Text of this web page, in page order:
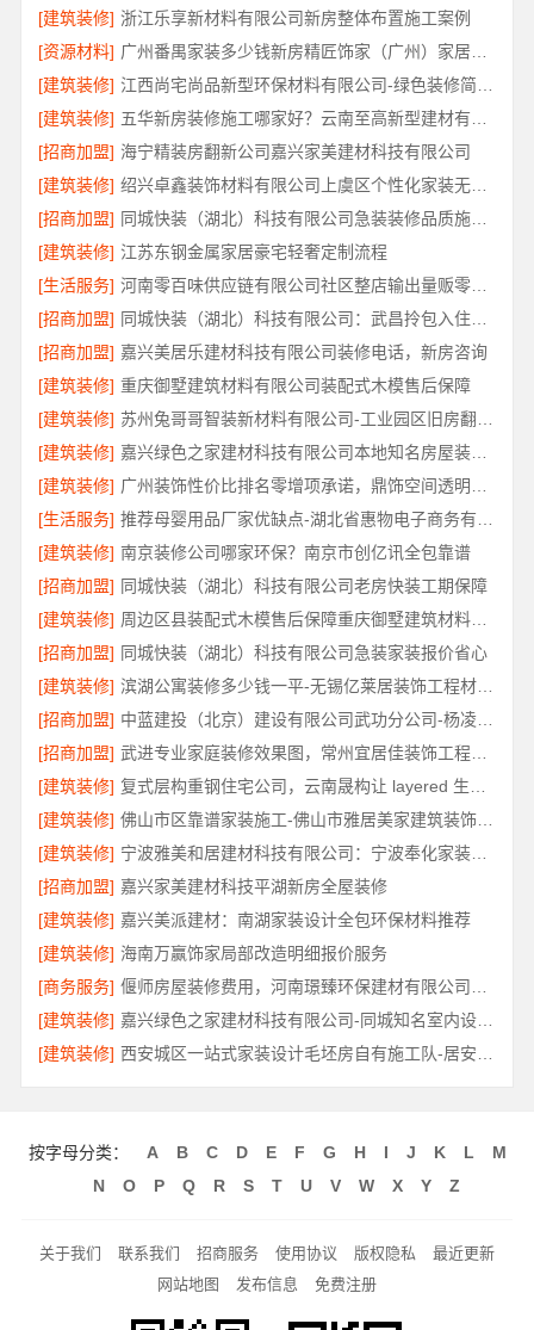
[建筑装修] 浙江乐享新材料有限公司新房整体布置施工案例
[资源材料]
[建筑装修]
[建筑装修]
[招商加盟] 海宁精装房翻新公司嘉兴家美建材科技有限公司
[建筑装修]
绍兴卓鑫装饰材料有限公司上虞区个性化家装无隐形增项
[招商加盟]
同城快装（湖北）科技有限公司急装装修品质施工，本地口碑之选
[建筑装修] 江苏东钢金属家居豪宅轻奢定制流程
[生活服务]
河南零百味供应链有限公司社区整店输出量贩零食适配全场景
[招商加盟]
同城快装（湖北）科技有限公司：武昌拎包入住改造智能家装
[招商加盟] 嘉兴美居乐建材科技有限公司装修电话，新房咨询
[建筑装修] 重庆御墅建筑材料有限公司装配式木模售后保障
[建筑装修]
[建筑装修]
嘉兴绿色之家建材科技有限公司本地知名房屋装修服务环保
[建筑装修]
[生活服务]
[建筑装修] 南京装修公司哪家环保？南京市创亿讯全包靠谱
[招商加盟] 同城快装（湖北）科技有限公司老房快装工期保障
[建筑装修]
周边区县装配式木模售后保障重庆御墅建筑材料有限公司
[招商加盟] 同城快装（湖北）科技有限公司急装家装报价省心
[建筑装修]
滨湖公寓装修多少钱一平-无锡亿莱居装饰工程材料有限公司
[招商加盟]
中蓝建投（北京）建设有限公司武功分公司-杨凌全包十大品牌
[招商加盟]
武进专业家庭装修效果图，常州宜居佳装饰工程有限公司精心打造
[建筑装修]
[建筑装修]
佛山市区靠谱家装施工-佛山市雅居美家建筑装饰工程有限公司
[建筑装修]
宁波雅美和居建材科技有限公司：宁波奉化家装装修线下门店地址
[招商加盟] 嘉兴家美建材科技平湖新房全屋装修
[建筑装修] 嘉兴美派建材：南湖家装设计全包环保材料推荐
[建筑装修] 海南万赢饰家局部改造明细报价服务
[商务服务]
[建筑装修]
嘉兴绿色之家建材科技有限公司-同城知名室内设计团队高端
[建筑装修]
按字母分类： A B C D E F G H I J K L
M
N
O P Q R S T U V W X Y Z
关于我们 联系我们 招商服务 使用协议 版权隐私
最近更新
网站地图
发布信息 免费注册